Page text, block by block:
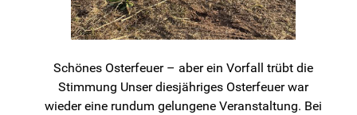
Schönes Osterfeuer – aber ein Vorfall trübt die
Stimmung Unser diesjähriges Osterfeuer war
wieder eine rundum gelungene Veranstaltung. Bei